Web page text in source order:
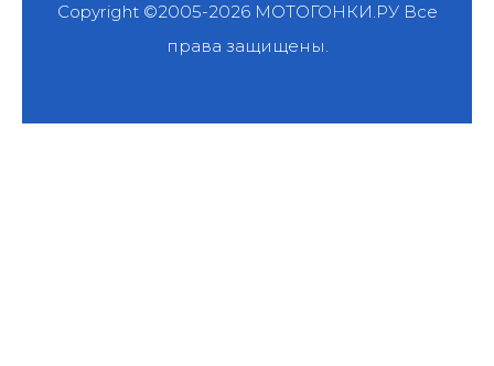
Copyright ©2005-2026 МОТОГОНКИ.РУВсе
права защищены.